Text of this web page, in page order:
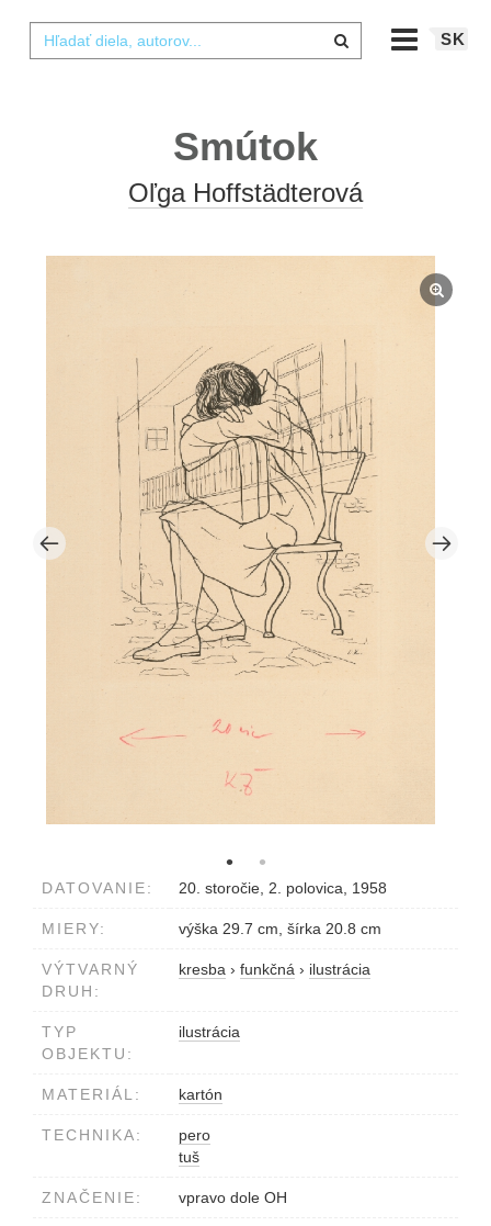
SK
Smútok
Oľga Hoffstädterová
DATOVANIE: 20. storočie, 2. polovica, 1958
MIERY: výška 29.7 cm, šírka 20.8 cm
VÝTVARNÝ
DRUH:
kresba › funkčná › ilustrácia
TYP
OBJEKTU:
ilustrácia
MATERIÁL: kartón
TECHNIKA:
pero
tuš
ZNAČENIE: vpravo dole OH